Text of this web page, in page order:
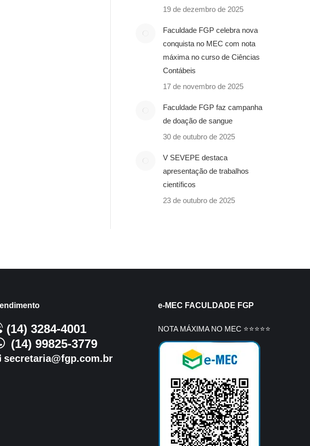
19 de dezembro de 2025
Faculdade FGP celebra nova
conquista no MEC com nota
máxima no curso de Ciências
Contábeis
17 de novembro de 2025
Faculdade FGP faz campanha
de doação de sangue
30 de outubro de 2025
V SEVEPE destaca
apresentação de trabalhos
científicos
23 de outubro de 2025
(14) 3284-4001
(14) 99825-3779
secretaria@fgp.com.br
e-MEC FACULDADE FGP
NOTA MÁXIMA NO MEC ⭐⭐⭐⭐⭐